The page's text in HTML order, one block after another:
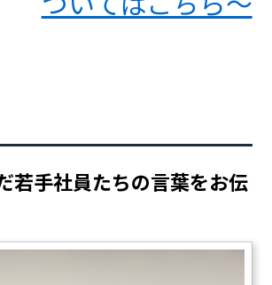
若手社員たちの言葉をお伝